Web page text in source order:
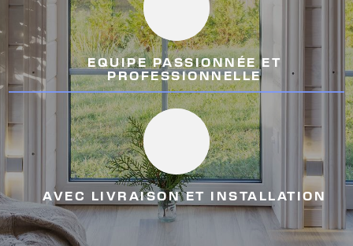
EQUIPE PASSIONNÉE ET
PROFESSIONNELLE
AVEC LIVRAISON ET INSTALLATION